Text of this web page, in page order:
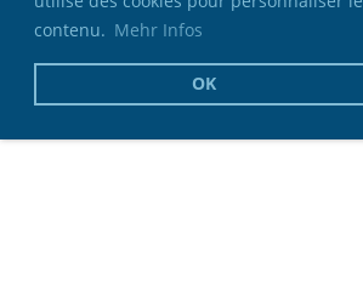
contenu. Mehr Infos
OK